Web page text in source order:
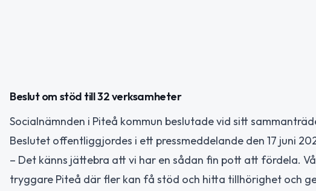
Beslut om stöd till 32 verksamheter
Socialnämnden i Piteå kommun beslutade vid sitt
Beslutet offentliggjordes i ett pressmeddelande den 17 juni
– Det känns jättebra att vi har en sådan fin pott att fördela.
tryggare Piteå där fler kan få stöd och hitta tillhörighet och